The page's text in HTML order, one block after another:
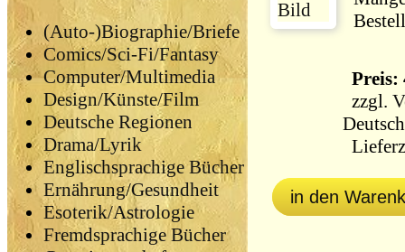
(Auto-)Biographie/Briefe
Comics/Sci-Fi/Fantasy
Computer/Multimedia
Design/Künste/Film
Deutsche Regionen
Drama/Lyrik
Englischsprachige Bücher
Ernährung/Gesundheit
Esoterik/Astrologie
Fremdsprachige Bücher
Preis:
zzgl.
in den